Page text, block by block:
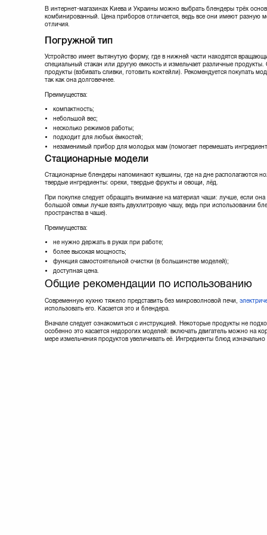
Sencor(28)
Stadler Form
Vimar(3)
Zelmer(10)
В интернет-магазинах Киева и Украины можно выбрать блендеры трёх
комбинированный. Цена приборов отличается, ведь все они имеют разную
отличия.
Погружной тип
Устройство имеет вытянутую форму, где в нижней части находятся
специальный стакан или другую емкость и измельчает различные
продукты (взбивать сливки, готовить коктейли). Рекомендуется покупать
так как она долговечнее.
Преимущества:
компактность;
небольшой вес;
несколько режимов работы;
подходит для любых ёмкостей;
незаменимый прибор для молодых мам (помогает перемешать
Стационарные модели
Стационарные блендеры напоминают кувшины, где на дне располагаются
твердые ингредиенты: орехи, твердые фрукты и овощи, лёд.
При покупке следует обращать внимание на материал чаши: лучше, если
большой семьи лучше взять двухлитровую чашу, ведь при использовании
пространства в чаше).
Преимущества:
не нужно держать в руках при работе;
более высокая мощность;
функция самостоятельной очистки (в большинстве моделей);
доступная цена.
Общие рекомендации по использованию
Современную кухню тяжело представить без микроволновой печи,
использовать его. Касается это и блендера.
Вначале следует ознакомиться с инструкцией. Некоторые продукты не
особенно это касается недорогих моделей: включать двигатель можно на
мере измельчения продуктов увеличивать её. Ингредиенты блюд